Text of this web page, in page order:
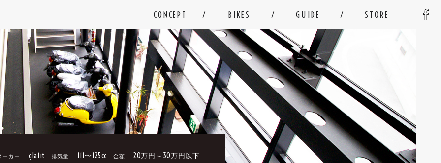
CONCEPT BIKES GUIDE STORE
ーカー: glafit 排気量: 111〜125cc 金額: 20万円～30万円以下